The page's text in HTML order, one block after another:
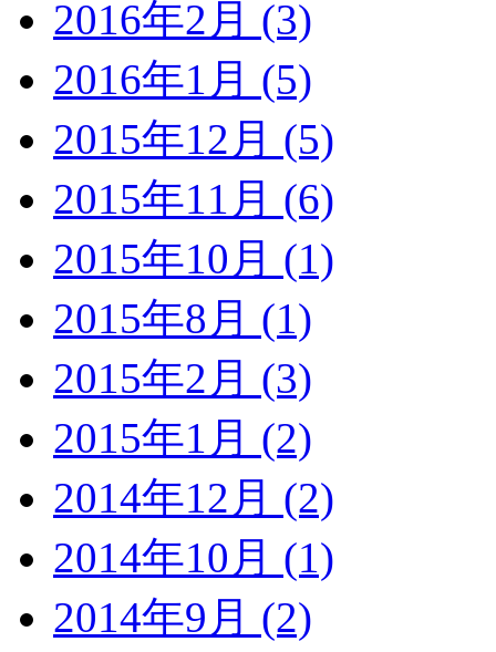
2016年2月 (3)
2016年1月 (5)
2015年12月 (5)
2015年11月 (6)
2015年10月 (1)
2015年8月 (1)
2015年2月 (3)
2015年1月 (2)
2014年12月 (2)
2014年10月 (1)
2014年9月 (2)